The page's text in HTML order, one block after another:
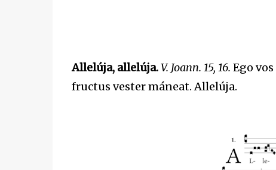
Allelúja, allelúja.V. Joann. 15, 16. Ego
fructus vester máneat. Allelúja.